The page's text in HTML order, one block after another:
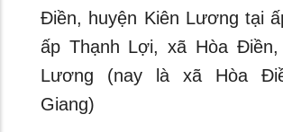
Điền, huyện Kiên Lương tại
ấp Thạnh Lợi, xã Hòa Điền,
Lương (nay là xã Hòa
Giang)